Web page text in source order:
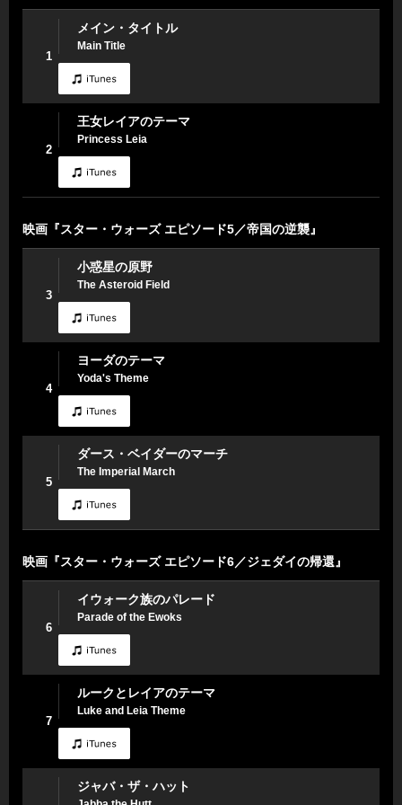
1
メイン・タイトル
Main Title
2
王女レイアのテーマ
Princess Leia
映画『スター・ウォーズ エピソード5／帝国の逆襲』
3
小惑星の原野
The Asteroid Field
4
ヨーダのテーマ
Yoda's Theme
5
ダース・ベイダーのマーチ
The Imperial March
映画『スター・ウォーズ エピソード6／ジェダイの帰還』
6
イウォーク族のパレード
Parade of the Ewoks
7
ルークとレイアのテーマ
Luke and Leia Theme
ジャバ・ザ・ハット